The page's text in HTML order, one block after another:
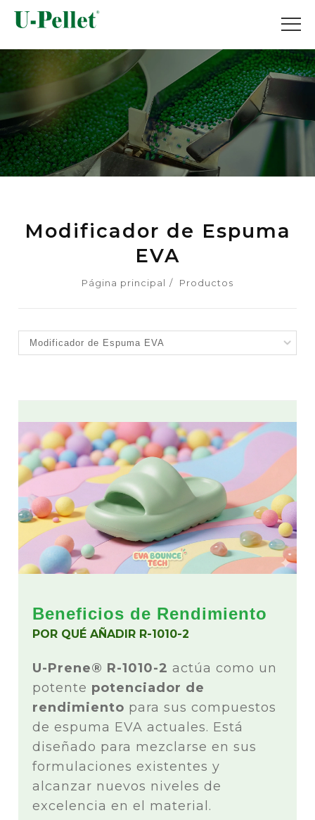
Modificador de Espuma
EVA
Página principal Productos
Beneficios de Rendimiento
POR QUÉ AÑADIR R-1010-2
U-Prene® R-1010-2 actúa como un
potente potenciador de
rendimiento para sus compuestos
de espuma EVA actuales. Está
diseñado para mezclarse en sus
formulaciones existentes y
alcanzar nuevos niveles de
excelencia en el material.